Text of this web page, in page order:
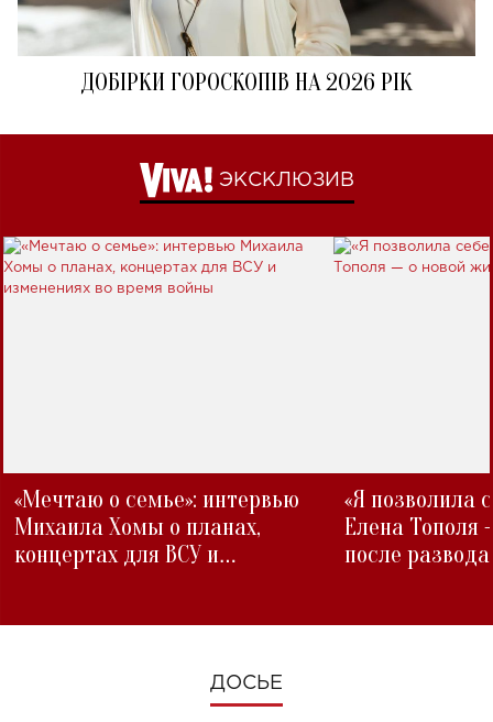
ДОБІРКИ ГОРОСКОПІВ НА 2026 РІК
ЭКСКЛЮЗИВ
«Мечтаю о семье»: интервью
Михаила Хомы о планах,
концертах для ВСУ и
«Я позволила
Елена Тополя
после развода
ДОСЬЕ